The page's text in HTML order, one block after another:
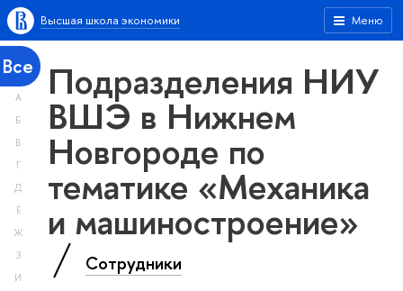
Меню
Высшая школа экономики
Все
А
Б
В
Г
Д
Е
Ж
З
И
Подразделения НИУ
ВШЭ в Нижнем
Новгороде по
тематике «Механика
и машиностроение»
Сотрудники